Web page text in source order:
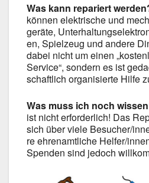
Was kann repa­riert
kön­nen elek­tri­sche und
ge­rä­te,
en, Spiel­zeug und ande­re
dabei nicht um einen
Service“, son­dern es ist
schaft­lich orga­ni­sier­te Hil­fe
Was muss ich noch
ist nicht erfor­der­lich! Das
sich über vie­le Besucher/
re ehren­amt­li­che Helfer/
Spen­den sind jedoch